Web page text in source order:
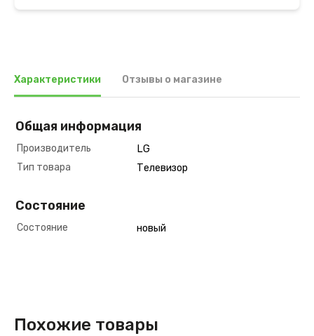
Характеристики Отзывы о магазине
Общая информация
Производитель
LG
Тип товара
Телевизор
Состояние
Состояние новый
Похожие товары